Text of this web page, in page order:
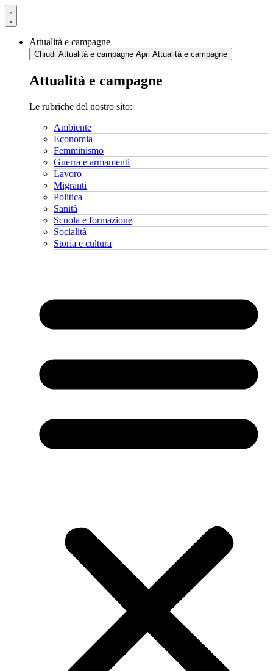
Vai
al
Attualità e campagne
Chiudi Attualità e campagne Apri Attualità e campagne
Attualità e campagne
Le rubriche del nostro sito:
Ambiente
Economia
Femminismo
Guerra e armamenti
Lavoro
Migranti
Politica
Sanità
Scuola e formazione
Socialità
Storia e cultura